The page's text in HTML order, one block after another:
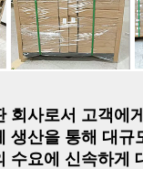
회사로서 고객에
생산을 통해 대규
수요에 신속하게